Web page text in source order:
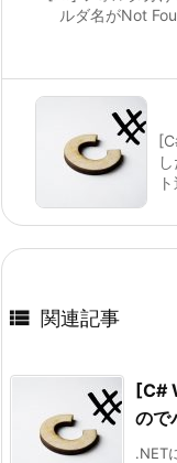
ルダ名がNot
 関連記事
[C#
ので
.NET